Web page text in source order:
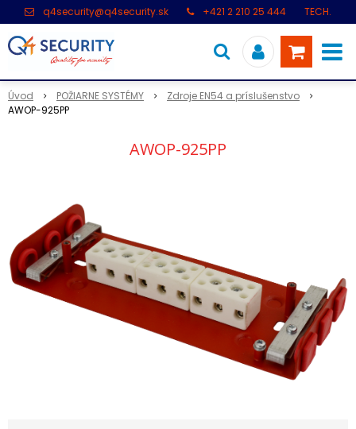
q4security@q4security.sk +421 2 210 25 444
TECH.
Úvod POŽIARNE SYSTÉMY
Zdroje EN54 a príslušenstvo
AWOP-925PP
AWOP-925PP